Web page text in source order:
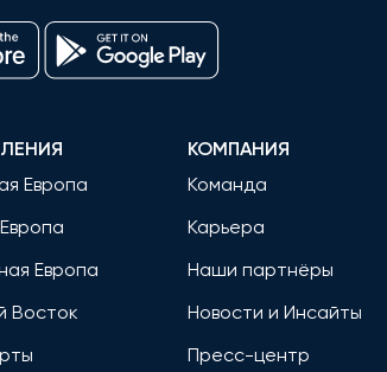
Европа
Европа
Восток
КОМПАНИЯ
Команда
Карьера
Наши партнёры
Новости и Инсайты
Пресс-центр